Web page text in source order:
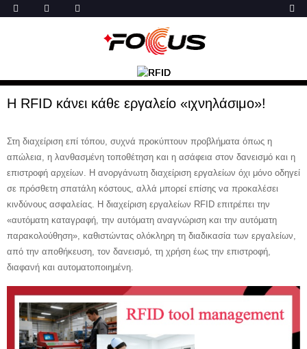
Η RFID κάνει κάθε εργαλείο «ιχνηλάσιμο»!
Στη διαχείριση επί τόπου, συχνά προκύπτουν προβλήματα όπως η
απώλεια, η λανθασμένη τοποθέτηση και η ασάφεια στον δανεισμό και η
επιστροφή αρχείων. Η ανοργάνωτη διαχείριση εργαλείων όχι μόνο οδηγεί
σε πρόσθετη σπατάλη κόστους, αλλά μπορεί επίσης να προκαλέσει
κινδύνους ασφαλείας. Η διαχείριση εργαλείων RFID επιτρέπει την
«αυτόματη καταγραφή, την αυτόματη αναγνώριση και την αυτόματη
παρακολούθηση», καθιστώντας ολόκληρη τη διαδικασία των εργαλείων,
από την αποθήκευση, τον δανεισμό, τη χρήση έως την επιστροφή,
διαφανή και αυτοματοποιημένη.